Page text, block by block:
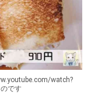
watch?
です